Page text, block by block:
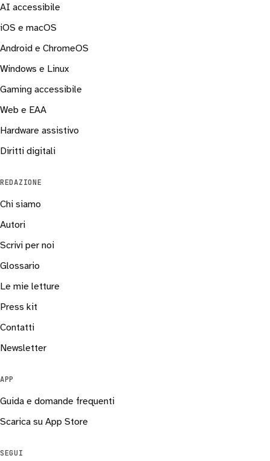
AI accessibile
iOS e macOS
Android e ChromeOS
Windows e Linux
Gaming accessibile
Web e EAA
Hardware assistivo
Diritti digitali
REDAZIONE
Chi siamo
Autori
Scrivi per noi
Glossario
Le mie letture
Press kit
Contatti
Newsletter
APP
Guida e domande frequenti
Scarica su App Store
SEGUI